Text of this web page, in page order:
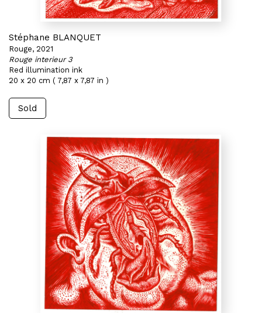
Stéphane BLANQUET
Rouge, 2021
Rouge interieur 3
Red illumination ink
20 x 20 cm ( 7,87 x 7,87 in )
Sold